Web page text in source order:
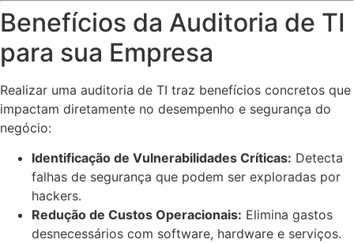
Benefícios da Auditoria de TI
para sua Empresa
Realizar uma auditoria de TI traz benefícios concretos que
impactam diretamente no desempenho e segurança do
negócio:
Identificação de Vulnerabilidades Críticas: Detecta
falhas de segurança que podem ser exploradas por
hackers.
Redução de Custos Operacionais: Elimina gastos
desnecessários com software, hardware e serviços.